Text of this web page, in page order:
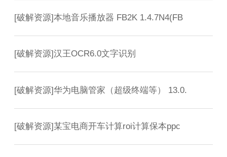
[破解资源]本地音乐播放器 FB2K 1.4.7N4(FB
[破解资源]汉王OCR6.0文字识别
[破解资源]华为电脑管家（超级终端等） 13.0.
[破解资源]某宝电商开车计算roi计算保本ppc